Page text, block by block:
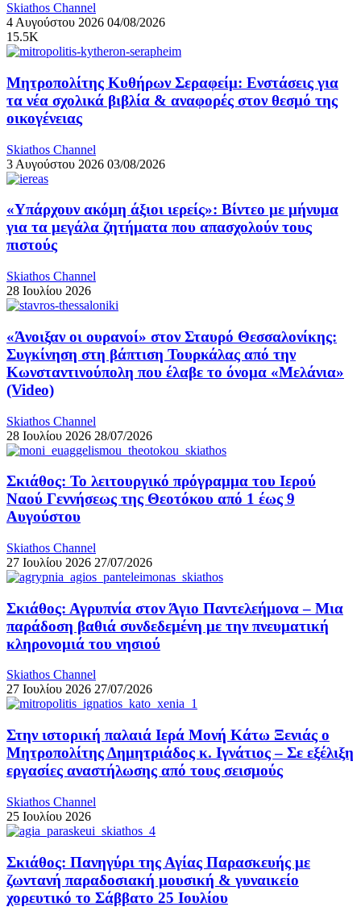
Skiathos Channel
4 Αυγούστου 2026 04/08/2026
15.5K
Μητροπολίτης Κυθήρων Σεραφείμ: Ενστάσεις για
τα νέα σχολικά βιβλία & αναφορές στον θεσμό της
οικογένειας
Skiathos Channel
3 Αυγούστου 2026 03/08/2026
«Υπάρχουν ακόμη άξιοι ιερείς»: Βίντεο με μήνυμα
για τα μεγάλα ζητήματα που απασχολούν τους
πιστούς
Skiathos Channel
28 Ιουλίου 2026
«Άνοιξαν οι ουρανοί» στον Σταυρό Θεσσαλονίκης:
Συγκίνηση στη βάπτιση Τουρκάλας από την
Κωνσταντινούπολη που έλαβε το όνομα «Μελάνια»
(Video)
Skiathos Channel
28 Ιουλίου 2026 28/07/2026
Σκιάθος: Το λειτουργικό πρόγραμμα του Ιερού
Ναού Γεννήσεως της Θεοτόκου από 1 έως 9
Αυγούστου
Skiathos Channel
27 Ιουλίου 2026 27/07/2026
Σκιάθος: Αγρυπνία στον Άγιο Παντελεήμονα – Μια
παράδοση βαθιά συνδεδεμένη με την πνευματική
κληρονομιά του νησιού
Skiathos Channel
27 Ιουλίου 2026 27/07/2026
Στην ιστορική παλαιά Ιερά Μονή Κάτω Ξενιάς ο
Μητροπολίτης Δημητριάδος κ. Ιγνάτιος – Σε εξέλιξη
εργασίες αναστήλωσης από τους σεισμούς
Skiathos Channel
25 Ιουλίου 2026
Σκιάθος: Πανηγύρι της Αγίας Παρασκευής με
ζωντανή παραδοσιακή μουσική & γυναικείο
χορευτικό το Σάββατο 25 Ιουλίου